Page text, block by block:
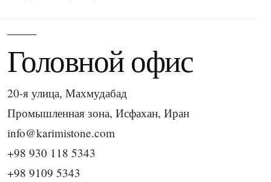
Головной офис
20-я улица, Махмудабад
Промышленная зона, Исфахан, Иран
info@karimistone.com
+98 930 118 5343
+98 9109 5343